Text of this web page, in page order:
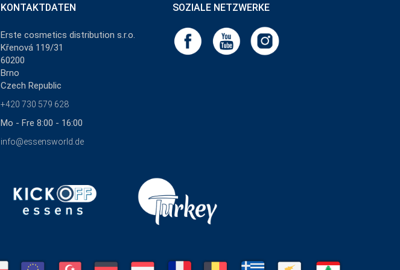
KONTAKTDATEN
Erste cosmetics distribution s.r.o.
Křenová 119/31
60200
Brno
Czech Republic
+420 730 579 628
Mo - Fre 8:00 - 16:00
info@essensworld.de
SOZIALE NETZWERKE